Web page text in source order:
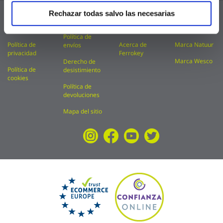
Rechazar todas salvo las necesarias
Aviso legal
Política de
privacidad
Política de
cookies
Condiciones
Política de
envíos
Derecho de
desistimiento
Política de
devoluciones
Mapa del sitio
Catálogos
Financiación
Acerca de
Ferrokey
Marca Kolorea
Marca Natuur
Marca Wesco